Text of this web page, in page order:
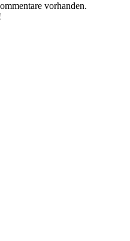
vorhanden.